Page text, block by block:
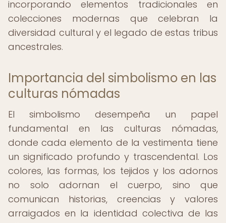
incorporando elementos tradicionales en
colecciones modernas que celebran la
diversidad cultural y el legado de estas tribus
ancestrales.
Importancia del simbolismo en las
culturas nómadas
El simbolismo desempeña un papel
fundamental en las culturas nómadas,
donde cada elemento de la vestimenta tiene
un significado profundo y trascendental. Los
colores, las formas, los tejidos y los adornos
no solo adornan el cuerpo, sino que
comunican historias, creencias y valores
arraigados en la identidad colectiva de las